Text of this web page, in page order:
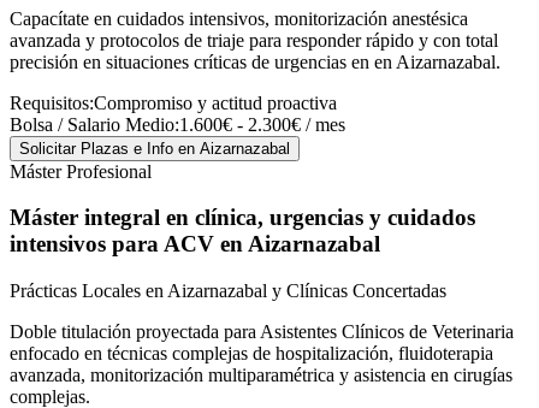
Capacítate en cuidados intensivos, monitorización anestésica
avanzada y protocolos de triaje para responder rápido y con total
precisión en situaciones críticas de urgencias en en Aizarnazabal.
Requisitos:Compromiso y actitud proactiva
Bolsa / Salario Medio:1.600€ - 2.300€ / mes
Solicitar Plazas e Info en Aizarnazabal
Máster Profesional
Máster integral en clínica, urgencias y cuidados
intensivos para ACV en Aizarnazabal
Prácticas Locales en Aizarnazabal y Clínicas Concertadas
Doble titulación proyectada para Asistentes Clínicos de Veterinaria
enfocado en técnicas complejas de hospitalización, fluidoterapia
avanzada, monitorización multiparamétrica y asistencia en cirugías
complejas.